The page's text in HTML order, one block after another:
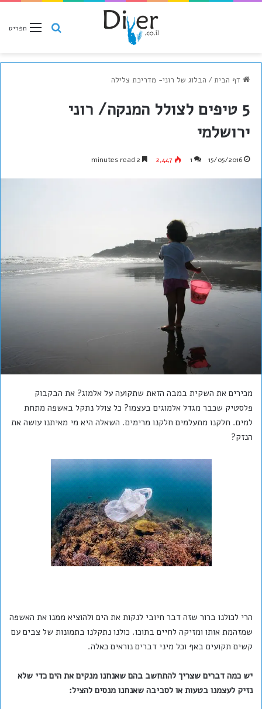
תפריט חיפוש
דף הבית / הבלוג של רוני- מדריכת צלילה
5 טיפים לצולל המנקה/ רוני
ירושלמי
15/05/2016
1
2,447
מכירים את השקית במבה הזאת שתקועה על אלמוג? את הבקבוק
פלסטיק שכבר מגדל אלמוגים בעצמו? כל צולל נתקל באשפה מתחת
למים. חלקנו מתעלמים חלקנו מרימים. השאלה היא מי מאיתנו עושה את
הנזק?
הרי לכולנו ברור שזה דבר חיובי לנקות את הים ולהוציא ממנו את האשפה
שמזהמת אותו ומזיקה לחיים בתוכו. כולנו נתקלנו בתמונות של צבים עם
קשים תקועים באף וכל מיני דברים נוראים כאלה.
יש כמה דברים שצריך להתחשב בהם שאנחנו מנקים את הים כדי שלא
נזיק לעצמנו בטעות או לסביבה שאנחנו מנסים להציל: